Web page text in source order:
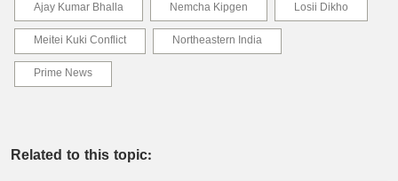
Ajay Kumar Bhalla
Nemcha Kipgen
Losii Dikho
Meitei Kuki Conflict
Northeastern India
Prime News
Related to this topic: